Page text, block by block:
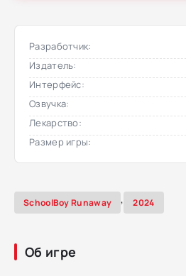
Разработчик:
Издатель:
Интерфейс:
Озвучка:
Лекарство:
Размер игры:
SchoolBoy Runaway , 2024
Об игре